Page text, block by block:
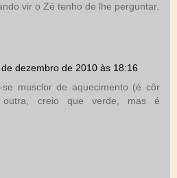
vir o Zé tenho de lhe perguntar.
dezembro de 2010 às 18:16
se musclor de aquecimento (é côr
creio que verde, mas é